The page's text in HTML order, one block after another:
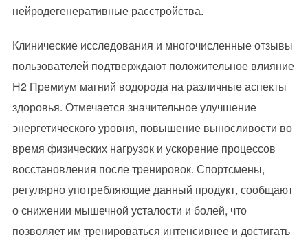
нейродегенеративные расстройства.
Клинические исследования и многочисленные отзывы
пользователей подтверждают положительное влияние
Н2 Премиум магний водорода на различные аспекты
здоровья. Отмечается значительное улучшение
энергетического уровня, повышение выносливости во
время физических нагрузок и ускорение процессов
восстановления после тренировок. Спортсмены,
регулярно употребляющие данный продукт, сообщают
о снижении мышечной усталости и болей, что
позволяет им тренироваться интенсивнее и достигать